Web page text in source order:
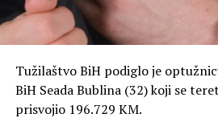
Tužilaštvo BiH podiglo je
BiH Seada Bublina (32) koji se
prisvojio 196.729 KM.